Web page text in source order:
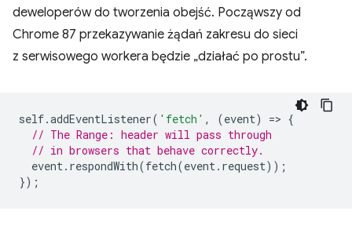
deweloperów do tworzenia obejść. Począwszy od
Chrome 87 przekazywanie żądań zakresu do sieci
z serwisowego workera będzie „działać po prostu”.
self.addEventListener( 'fetch' , (event) => {
// The Range: header will pass through
// in browsers that behave correctly.
event. respondWith(fetch(event. request));
});